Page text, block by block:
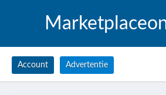
Account Advertentie